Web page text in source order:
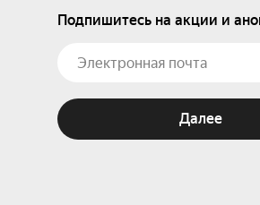
Подпишитесь на акции и
Далее